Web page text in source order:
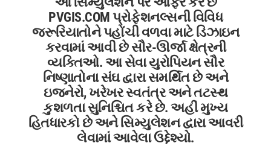
PVGIS.COM પ્રોફેશનલ્સની વિવિધ
જરૂરિયાતોને પહોંચી વળવા માટે ડિઝાઇન
કરવામાં આવી છે સૌર-ઊર્જા ક્ષેત્રની
વ્યક્તિઓ. આ સેવા યુરોપિયન સૌર
નિષ્ણાતોના સંઘ દ્વારા સમર્થિત છે અને
ઇજનેરો, ખરેખર સ્વતંત્ર અને તટસ્થ
કુશળતા સુનિશ્ચિત કરે છે. અહીં મુખ્ય
હિતધારકો છે અને સિમ્યુલેશન દ્વારા આવરી
લેવામાં આવેલા ઉદ્દેશ્યો.